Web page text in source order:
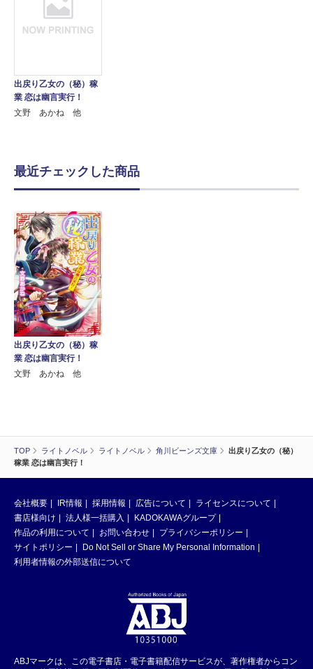
TOP ライトノベル ライトノベル 角川ビーンズ文庫
出戻り乙女の（秘）
稼業 恋は幽言実行！
出戻り乙女の（秘）稼
業 恋は幽言実行！
文野 あかね 他
最近チェックした商品
出戻り乙女の（秘）稼
業 恋は幽言実行！
文野 あかね 他
会社概要 IR情報 採用情報 広告について
ライセンスについて
書店様向け
法人様一括購入
KADOKAWAグループ
作品の利用について
お問い合わせ
プライバシーポリシー
サイトポリシー
Do Not Sell or Share My Personal Information
利用者情報の外部送信について
ABJマークは、この電子書店・電子書籍配信サービスが、著作権者からコン